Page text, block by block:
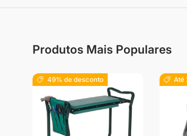
Produtos Mais Populares
49% de desconto Até